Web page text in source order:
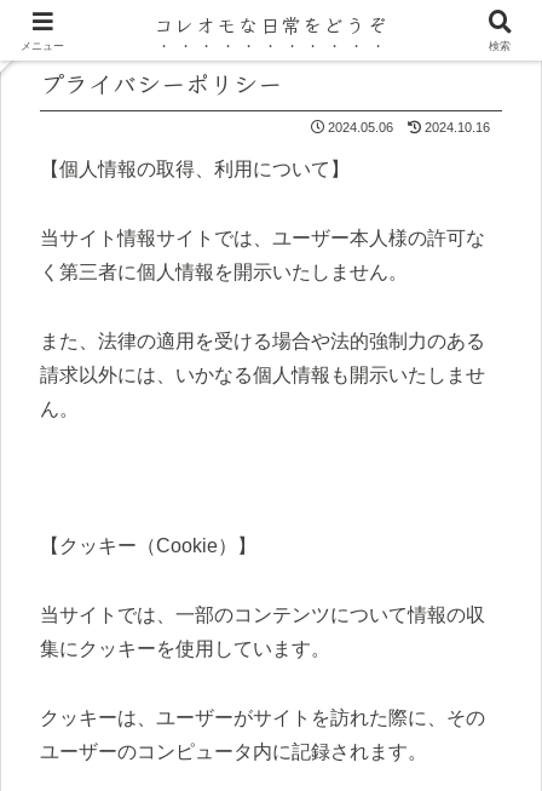
プライバシーポリシー
2024.05.06 2024.10.16
【個人情報の取得、利用について】
当サイト情報サイトでは、ユーザー本人様の許可な
く第三者に個人情報を開示いたしません。
また、法律の適用を受ける場合や法的強制力のある
請求以外には、いかなる個人情報も開示いたしませ
ん。
【クッキー（Cookie）】
当サイトでは、一部のコンテンツについて情報の収
集にクッキーを使用しています。
クッキーは、ユーザーがサイトを訪れた際に、その
ユーザーのコンピュータ内に記録されます。
メニュー
コレオモな日常をどうぞ
検索